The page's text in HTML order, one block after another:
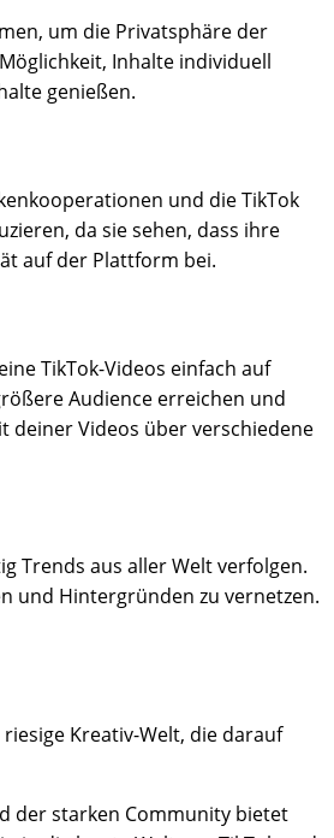
um die Privatsphäre der
Inhalte individuell
genießen.
und die TikTok
da sie sehen, dass ihre
auf der Plattform bei.
TikTok-Videos einfach auf
Audience erreichen und
deiner Videos über verschiedene
Trends aus aller Welt verfolgen.
und Hintergründen zu vernetzen.
Kreativ-Welt, die darauf
der starken Community bietet